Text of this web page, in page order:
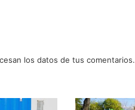
los datos de tus comentarios.